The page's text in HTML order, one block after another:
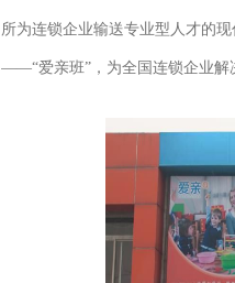
所为连锁企业输送专业型人才的
——“爱亲班”，为全国连锁企业解